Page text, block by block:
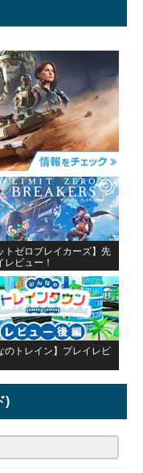
トゼロブレイカーズ】先
レビュー！
のトレイン】プレイレビ
)